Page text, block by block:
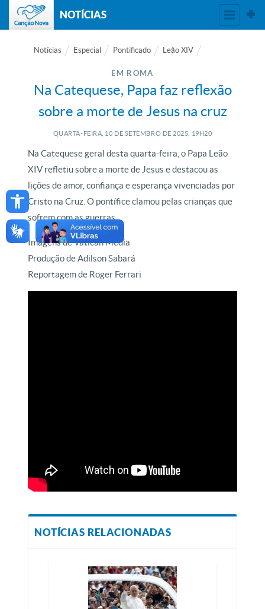
Open toolbar
NOTÍCIAS
Notícias Especial Pontificado Leão XIV
EM ROMA
Na Catequese, Papa faz reflexão
sobre a morte de Jesus na cruz
QUARTA-FEIRA, 10 DE SETEMBRO DE 2025, 19H20
Na Catequese geral desta quarta-feira, o Papa Leão
XIV refletiu sobre a morte de Jesus e destacou as
lições de amor, confiança e esperança vivenciadas por
Cristo na Cruz. O pontífice clamou pelas crianças que
sofrem com as guerras.
Imagens de Vatican Media
Produção de Adilson Sabará
Reportagem de Roger Ferrari
NOTÍCIAS RELACIONADAS